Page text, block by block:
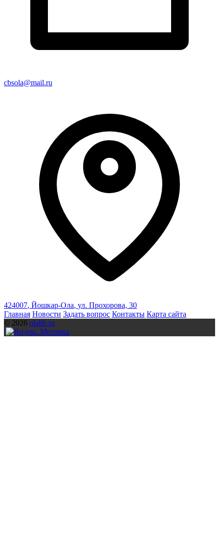
cbsola@mail.ru
424007, Йошкар-Ола, ул. Прохорова, 30
Главная Новости Задать вопрос Контакты Карта сайта
© 2026 olalib.ru